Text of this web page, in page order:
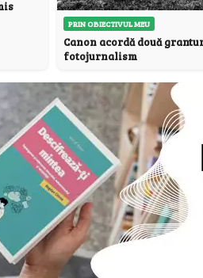
PRIN OBIECTIVUL MEU
Canon acordă două
fotojurnalism